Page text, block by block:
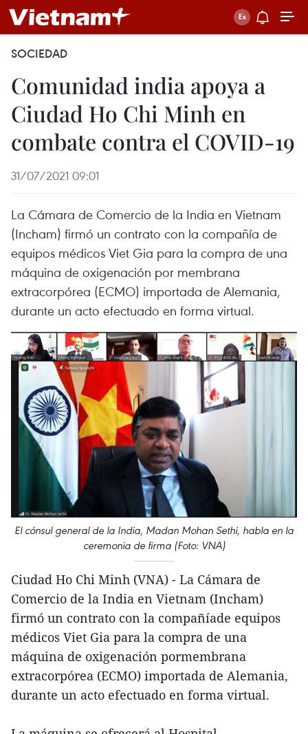
SOCIEDAD
Comunidad india apoya a
Ciudad Ho Chi Minh en
combate contra el COVID-19
31/07/2021 09:01
La Cámara de Comercio de la India en Vietnam
(Incham) firmó un contrato con la compañía de
equipos médicos Viet Gia para la compra de una
máquina de oxigenación por membrana
extracorpórea (ECMO) importada de Alemania,
durante un acto efectuado en forma virtual.
El cónsul general de la India, Madan Mohan Sethi, habla en la
ceremonia de firma (Foto: VNA)
Ciudad Ho Chi Minh (VNA) - La Cámara de
Comercio de la India en Vietnam (Incham)
firmó un contrato con la compañíade equipos
médicos Viet Gia para la compra de una
máquina de oxigenación pormembrana
extracorpórea (ECMO) importada de Alemania,
durante un acto efectuado en forma virtual.